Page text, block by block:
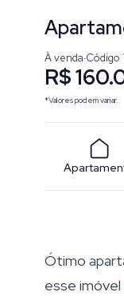
À venda·Código
R$
*Valores podem variar.
Ótimo
esse imóvel